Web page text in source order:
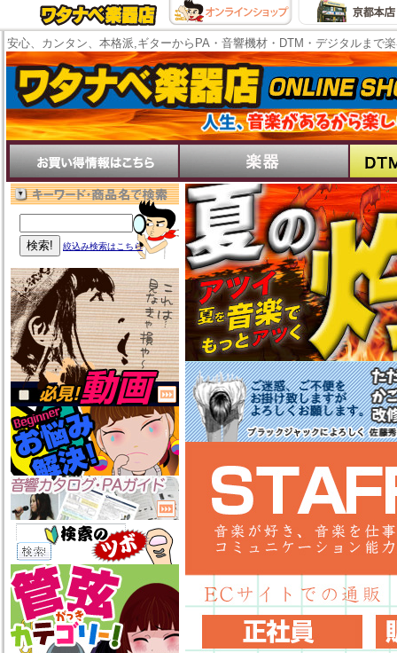
安心、カンタン、本格派,ギターからPA・音響機材・DTM・デジタルまで
絞込み検索はこちら